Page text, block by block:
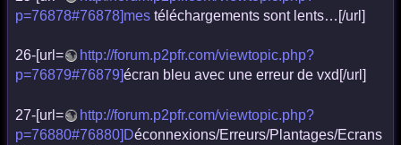
p=76878#76878]mes téléchargements sont lents…[/url]
26-[url=
http://forum.p2pfr.com/viewtopic.php?
p=76879#76879]écran bleu avec une erreur de vxd[/url]
27-[url=
http://forum.p2pfr.com/viewtopic.php?
p=76880#76880]Déconnexions/Erreurs/Plantages/Ecrans